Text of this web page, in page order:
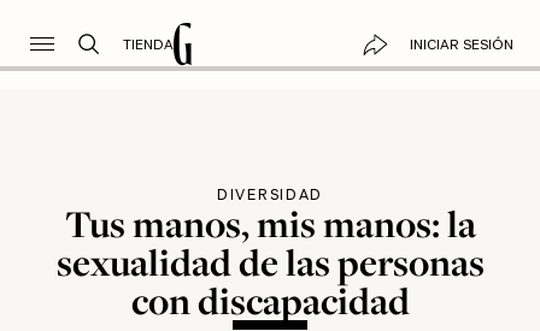
TIENDA INICIAR SESIÓN
DIVERSIDAD
Tus manos, mis manos: la
sexualidad de las personas
con discapacidad